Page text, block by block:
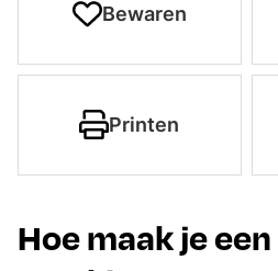
Bewaren
Printen
Hoe maak je